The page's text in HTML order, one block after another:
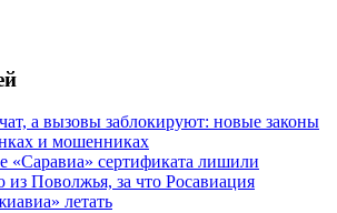
а вызовы заблокируют: новые законы
и мошенниках
«Саравиа» сертификата лишили
Поволжья, за что Росавиация
летать